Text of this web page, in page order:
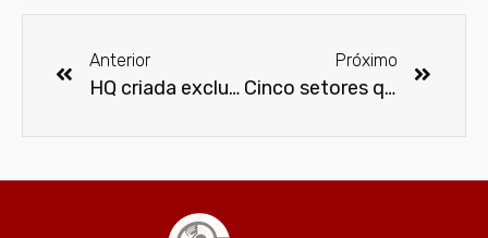
Anterior
HQ criada exclusivamente por mulheres traz heroínas como personagens principais
Próximo
Cinco setores que apostam em clubes de assinatura